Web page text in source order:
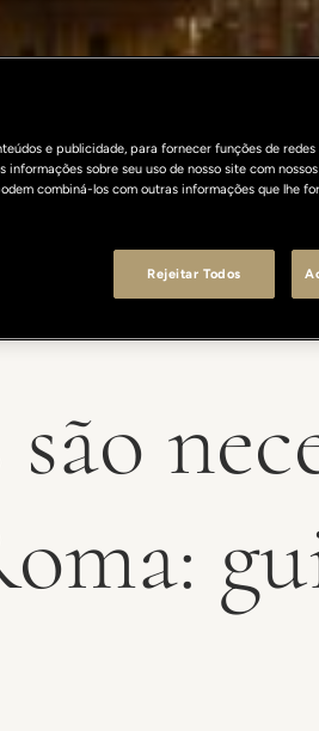
e publicidade, para fornecer funções de
informações sobre seu uso de nosso site com
combiná-los com outras informações que lhe
Rejeitar Todos